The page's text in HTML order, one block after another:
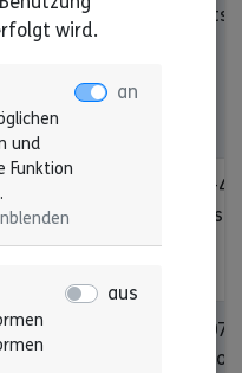
30
Straße 2
Telefon:
E-Mail:
Straße
Telefon:
E-Mail:
wird.
und
Funktion
an
aus